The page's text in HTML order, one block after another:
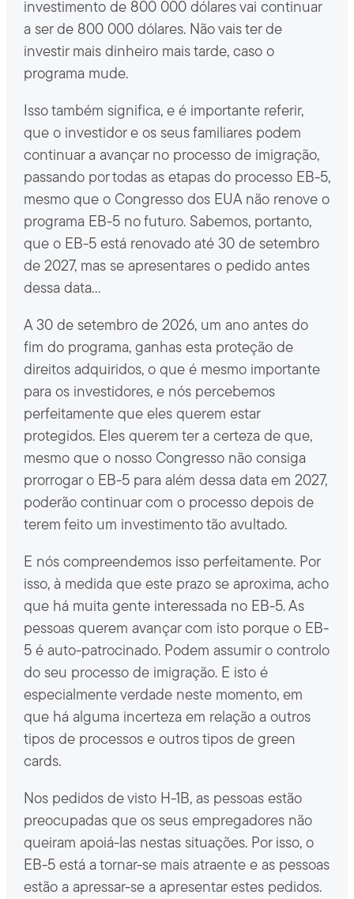
investimento de 800 000 dólares vai continuar
a ser de 800 000 dólares. Não vais ter de
investir mais dinheiro mais tarde, caso o
programa mude.
Isso também significa, e é importante referir,
que o investidor e os seus familiares podem
continuar a avançar no processo de imigração,
passando por todas as etapas do processo EB-5,
mesmo que o Congresso dos EUA não renove o
programa EB-5 no futuro. Sabemos, portanto,
que o EB-5 está renovado até 30 de setembro
de 2027, mas se apresentares o pedido antes
dessa data…
A 30 de setembro de 2026, um ano antes do
fim do programa, ganhas esta proteção de
direitos adquiridos, o que é mesmo importante
para os investidores, e nós percebemos
perfeitamente que eles querem estar
protegidos. Eles querem ter a certeza de que,
mesmo que o nosso Congresso não consiga
prorrogar o EB-5 para além dessa data em 2027,
poderão continuar com o processo depois de
terem feito um investimento tão avultado.
E nós compreendemos isso perfeitamente. Por
isso, à medida que este prazo se aproxima, acho
que há muita gente interessada no EB-5. As
pessoas querem avançar com isto porque o EB-
5 é auto-patrocinado. Podem assumir o controlo
do seu processo de imigração. E isto é
especialmente verdade neste momento, em
que há alguma incerteza em relação a outros
tipos de processos e outros tipos de green
cards.
Nos pedidos de visto H-1B, as pessoas estão
preocupadas que os seus empregadores não
queiram apoiá-las nestas situações. Por isso, o
EB-5 está a tornar-se mais atraente e as pessoas
estão a apressar-se a apresentar estes pedidos.